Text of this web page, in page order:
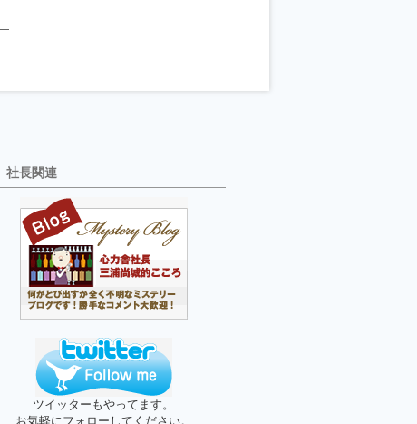
社長関連
ツイッターもやってます。
お気軽にフォローしてください。